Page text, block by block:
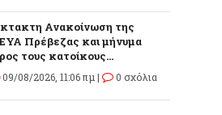
Ανακοίνωση της
Πρέβεζας και μήνυμα
τους κατοίκους...
09/08/2026, 11:06 πμ | 0 σχόλια